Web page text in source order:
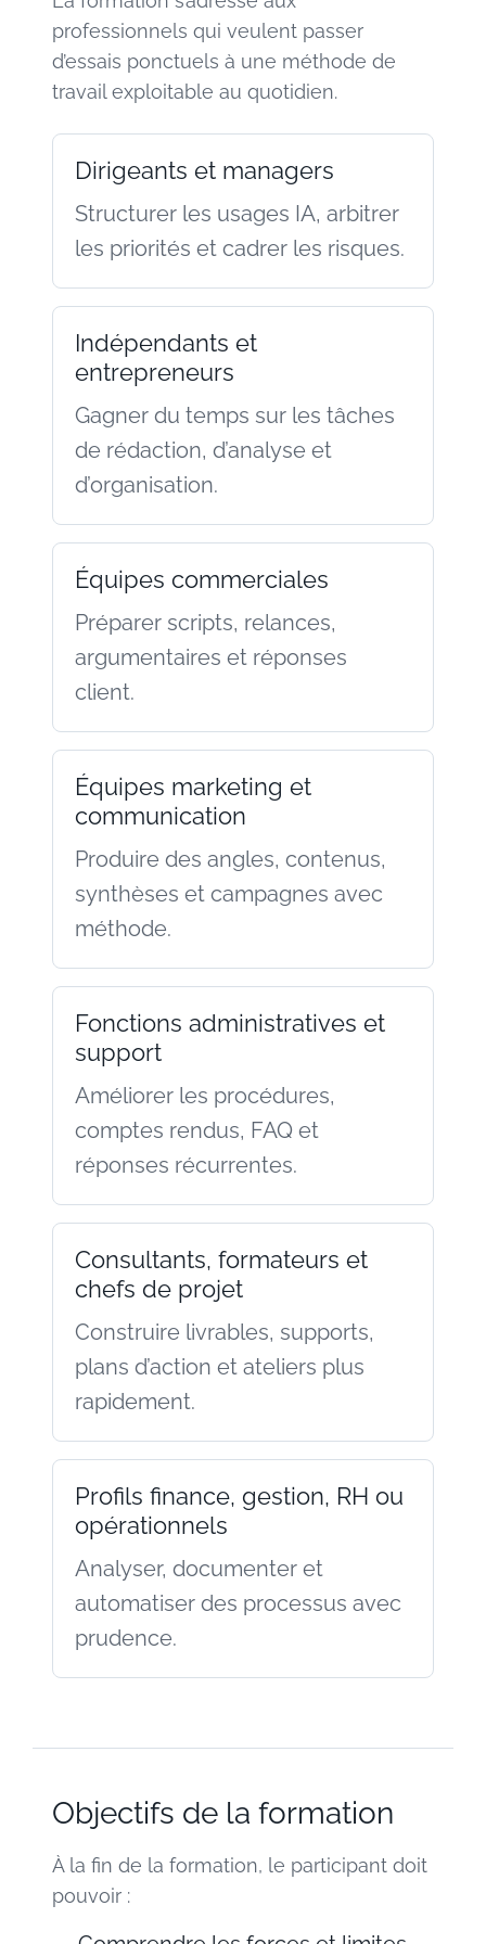
professionnels qui veulent passer
d’essais ponctuels à une méthode de
travail exploitable au quotidien.
Dirigeants et managers
Structurer les usages IA, arbitrer
les priorités et cadrer les risques.
Indépendants et
entrepreneurs
Gagner du temps sur les tâches
de rédaction, d’analyse et
d’organisation.
Équipes commerciales
Préparer scripts, relances,
argumentaires et réponses
client.
Équipes marketing et
communication
Produire des angles, contenus,
synthèses et campagnes avec
méthode.
Fonctions administratives et
support
Améliorer les procédures,
comptes rendus, FAQ et
réponses récurrentes.
Consultants, formateurs et
chefs de projet
Construire livrables, supports,
plans d’action et ateliers plus
rapidement.
Profils finance, gestion, RH ou
opérationnels
Analyser, documenter et
automatiser des processus avec
prudence.
Objectifs de la formation
À la fin de la formation, le participant doit
pouvoir :